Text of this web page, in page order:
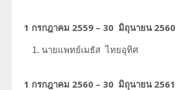
1 กรกฎาคม 2559 – 30 มิถุนายน 2560
นายแพทย์เมธัสไทยอุทิศ
1 กรกฎาคม 2560 – 30 มิถุนายน 2561